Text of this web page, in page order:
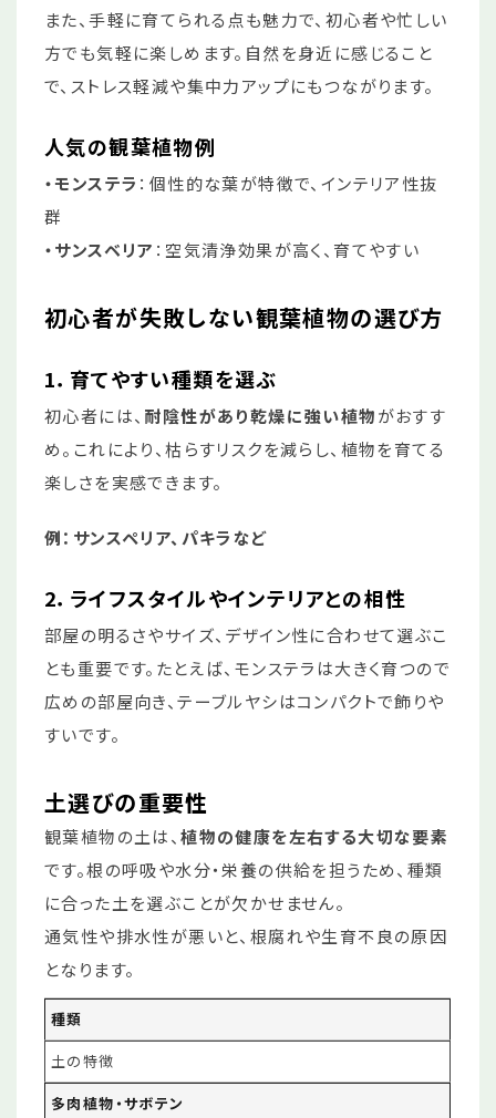
また、手軽に育てられる点も魅力で、初心者や忙しい
方でも気軽に楽しめます。自然を身近に感じること
で、ストレス軽減や集中力アップにもつながります。
人気の観葉植物例
・モンステラ ：個性的な葉が特徴で、インテリア性抜
群
・サンスベリア ：空気清浄効果が高く、育てやすい
初心者が失敗しない観葉植物の選び方
1．育てやすい種類を選ぶ
初心者には、 耐陰性があり乾燥に強い植物がおすす
め。これにより、枯らすリスクを減らし、植物を育てる
楽しさを実感できます。
例：サンスペリア、パキラなど
2．ライフスタイルやインテリアとの相性
部屋の明るさやサイズ、デザイン性に合わせて選ぶこ
とも重要です。たとえば、モンステラは大きく育つので
広めの部屋向き、テーブルヤシはコンパクトで飾りや
すいです。
土選びの重要性
観葉植物の土は、植物の健康を左右する大切な要素
です。根の呼吸や水分・栄養の供給を担うため、種類
に合った土を選ぶことが欠かせません。
通気性や排水性が悪いと、根腐れや生育不良の原因
となります。
種類
土の特徴
多肉植物・サボテン